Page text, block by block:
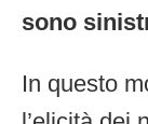
sono
In questo